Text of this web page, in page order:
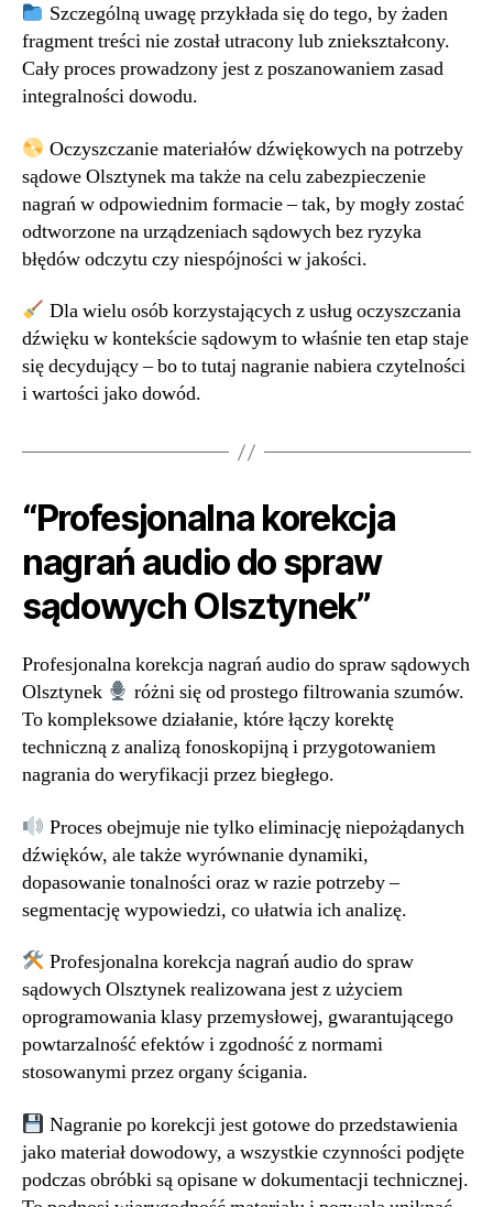
Szczególną uwagę przykłada się do tego, by żaden
fragment treści nie został utracony lub zniekształcony.
Cały proces prowadzony jest z poszanowaniem zasad
integralności dowodu.
Oczyszczanie materiałów dźwiękowych na potrzeby
sądowe Olsztynek ma także na celu zabezpieczenie
nagrań w odpowiednim formacie – tak, by mogły zostać
odtworzone na urządzeniach sądowych bez ryzyka
błędów odczytu czy niespójności w jakości.
Dla wielu osób korzystających z usług oczyszczania
dźwięku w kontekście sądowym to właśnie ten etap staje
się decydujący – bo to tutaj nagranie nabiera czytelności
i wartości jako dowód.
“Profesjonalna korekcja
nagrań audio do spraw
sądowych Olsztynek”
Profesjonalna korekcja nagrań audio do spraw sądowych
Olsztynek
różni się od prostego filtrowania szumów.
To kompleksowe działanie, które łączy korektę
techniczną z analizą fonoskopijną i przygotowaniem
nagrania do weryfikacji przez biegłego.
Proces obejmuje nie tylko eliminację niepożądanych
dźwięków, ale także wyrównanie dynamiki,
dopasowanie tonalności oraz w razie potrzeby –
segmentację wypowiedzi, co ułatwia ich analizę.
Profesjonalna korekcja nagrań audio do spraw
sądowych Olsztynek realizowana jest z użyciem
oprogramowania klasy przemysłowej, gwarantującego
powtarzalność efektów i zgodność z normami
stosowanymi przez organy ścigania.
Nagranie po korekcji jest gotowe do przedstawienia
jako materiał dowodowy, a wszystkie czynności podjęte
podczas obróbki są opisane w dokumentacji technicznej.